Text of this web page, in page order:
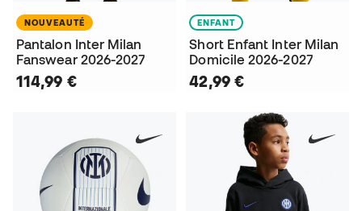
NOUVEAUTÉ
Pantalon Inter Milan
Fanswear 2026-2027
114,99 €
ENFANT
Short Enfant Inter Milan
Domicile 2026-2027
42,99 €